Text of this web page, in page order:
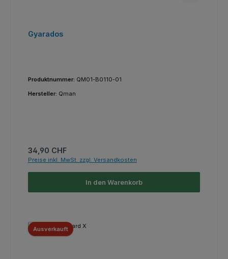
Gyarados
Produktnummer: QM01-B0110-01
Hersteller: Qman
Regulärer Preis:
34,90 CHF
Preise inkl. MwSt. zzgl. Versandkosten
In den Warenkorb
Ausverkauft